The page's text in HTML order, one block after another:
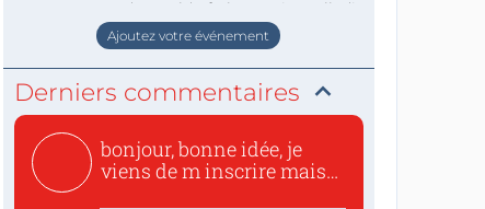
staat de World of Electronics volledi
Ajoutez votre événement
Derniers commentaires
bonjour, bonne idée, je
viens de m inscrire mais